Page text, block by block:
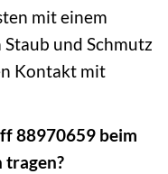
mit einem
und Schmutz
Kontakt mit
88970659 beim
tragen?